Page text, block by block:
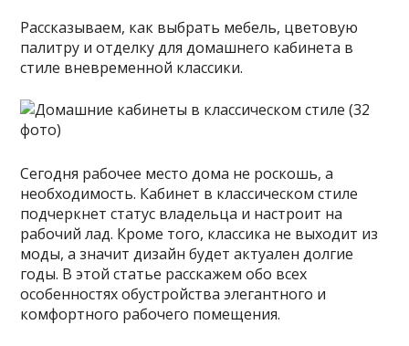
Рассказываем, как выбрать мебель, цветовую
палитру и отделку для домашнего кабинета в
стиле вневременной классики.
Сегодня рабочее место дома не роскошь, а
необходимость. Кабинет в классическом стиле
подчеркнет статус владельца и настроит на
рабочий лад. Кроме того, классика не выходит из
моды, а значит дизайн будет актуален долгие
годы. В этой статье расскажем обо всех
особенностях обустройства элегантного и
комфортного рабочего помещения.